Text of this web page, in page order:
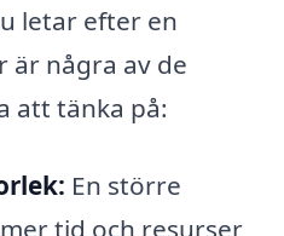
letar efter en
är några av de
att tänka på:
En större
tid och resurser